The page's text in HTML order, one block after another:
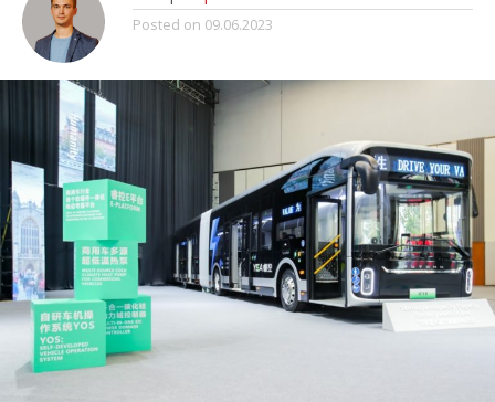
Posted on 09.06.2023